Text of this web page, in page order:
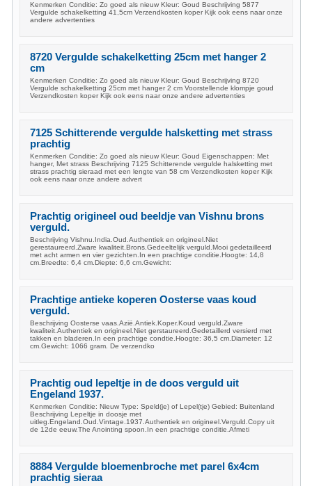
Kenmerken Conditie: Zo goed als nieuw Kleur: Goud Beschrijving 5877
Vergulde schakelketting 41,5cm Verzendkosten koper Kijk ook eens naar onze
andere advertenties
8720 Vergulde schakelketting 25cm met hanger 2
cm
Kenmerken Conditie: Zo goed als nieuw Kleur: Goud Beschrijving 8720
Vergulde schakelketting 25cm met hanger 2 cm Voorstellende klompje goud
Verzendkosten koper Kijk ook eens naar onze andere advertenties
7125 Schitterende vergulde halsketting met strass
prachtig
Kenmerken Conditie: Zo goed als nieuw Kleur: Goud Eigenschappen: Met
hanger, Met strass Beschrijving 7125 Schitterende vergulde halsketting met
strass prachtig sieraad met een lengte van 58 cm Verzendkosten koper Kijk
ook eens naar onze andere advert
Prachtig origineel oud beeldje van Vishnu brons
verguld.
Beschrijving Vishnu.India.Oud.Authentiek en origineel.Niet
gerestaureerd.Zware kwaliteit.Brons.Gedeeltelijk verguld.Mooi gedetailleerd
met acht armen en vier gezichten.In een prachtige conditie.Hoogte: 14,8
cm.Breedte: 6,4 cm.Diepte: 6,6 cm.Gewicht:
Prachtige antieke koperen Oosterse vaas koud
verguld.
Beschrijving Oosterse vaas.Azië.Antiek.Koper.Koud verguld.Zware
kwaliteit.Authentiek en origineel.Niet gerstaureerd.Gedetaillerd versierd met
takken en bladeren.In een prachtige condtie.Hoogte: 36,5 cm.Diameter: 12
cm.Gewicht: 1066 gram. De verzendko
Prachtig oud lepeltje in de doos verguld uit
Engeland 1937.
Kenmerken Conditie: Nieuw Type: Speld(je) of Lepel(tje) Gebied: Buitenland
Beschrijving Lepeltje in doosje met
uitleg.Engeland.Oud.Vintage.1937.Authentiek en origineel.Verguld.Copy uit
de 12de eeuw.The Anointing spoon.In een prachtige conditie.Afmeti
8884 Vergulde bloemenbroche met parel 6x4cm
prachtig sieraa